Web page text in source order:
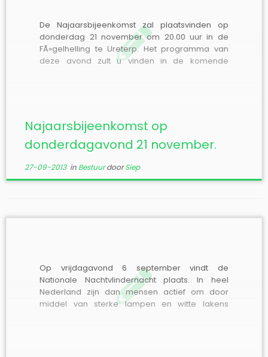
De Najaarsbijeenkomst zal plaatsvinden op
donderdag 21 november om 20.00 uur in de
FÃ»gelhelling te Ureterp. Het programma van
deze avond zult u vinden in de komende
Najaarsbijeenkomst op
donderdagavond 21 november.
27-09-2013in BestuurdoorSiep
Op vrijdagavond 6 september vindt de
Nationale Nachtvlindernacht plaats. In heel
Nederland zijn dan mensen actief om door
middel van sterke lampen en witte lakens